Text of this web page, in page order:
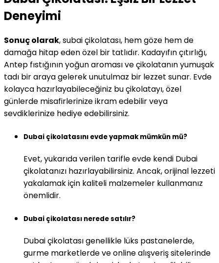
Deneyimi
Sonuç olarak, subai çikolatası, hem göze hem de
damağa hitap eden özel bir tatlıdır. Kadayıfın çıtırlığı,
Antep fıstığının yoğun aroması ve çikolatanın yumuşak
tadı bir araya gelerek unutulmaz bir lezzet sunar. Evde
kolayca hazırlayabileceğiniz bu çikolatayı, özel
günlerde misafirlerinize ikram edebilir veya
sevdiklerinize hediye edebilirsiniz.
Dubai çikolatasını evde yapmak mümkün mü?
Evet, yukarıda verilen tarifle evde kendi Dubai
çikolatanızı hazırlayabilirsiniz. Ancak, orijinal lezzeti
yakalamak için kaliteli malzemeler kullanmanız
önemlidir.
Dubai çikolatası nerede satılır?
Dubai çikolatası genellikle lüks pastanelerde,
gurme marketlerde ve online alışveriş sitelerinde